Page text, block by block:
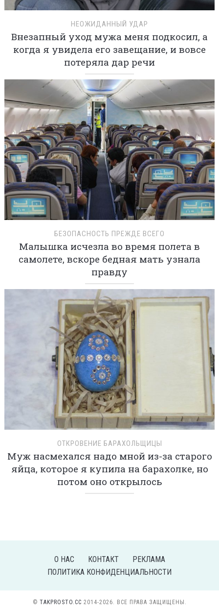
НЕОЖИДАННЫЙ УДАР
Внезапный уход мужа меня подкосил, а
когда я увидела его завещание, и вовсе
потеряла дар речи
БЕЗОПАСНОСТЬ ПРЕЖДЕ ВСЕГО
Малышка исчезла во время полета в
самолете, вскоре бедная мать узнала
правду
ОТКРОВЕНИЕ БАРАХОЛЬЩИЦЫ
Муж насмехался надо мной из-за старого
яйца, которое я купила на барахолке, но
потом оно открылось
О НАС КОНТАКТ
РЕКЛАМА
ПОЛИТИКА КОНФИДЕНЦИАЛЬНОСТИ
© TAKPROSTO.CC 2014-2026. ВСЕ ПРАВА ЗАЩИЩЕНЫ.